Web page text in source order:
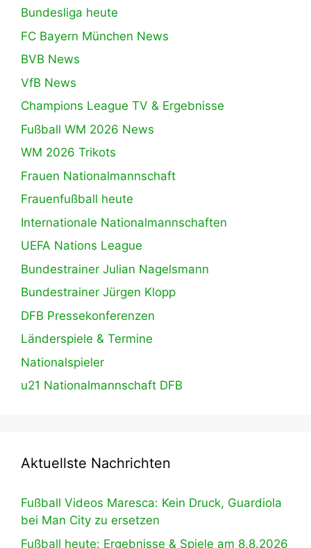
Bundesliga heute
FC Bayern München News
BVB News
VfB News
Champions League TV & Ergebnisse
Fußball WM 2026 News
WM 2026 Trikots
Frauen Nationalmannschaft
Frauenfußball heute
Internationale Nationalmannschaften
UEFA Nations League
Bundestrainer Julian Nagelsmann
Bundestrainer Jürgen Klopp
DFB Pressekonferenzen
Länderspiele & Termine
Nationalspieler
u21 Nationalmannschaft DFB
Aktuellste Nachrichten
Fußball Videos Maresca: Kein Druck, Guardiola
bei Man City zu ersetzen
Fußball heute: Ergebnisse & Spiele am 8.8.2026